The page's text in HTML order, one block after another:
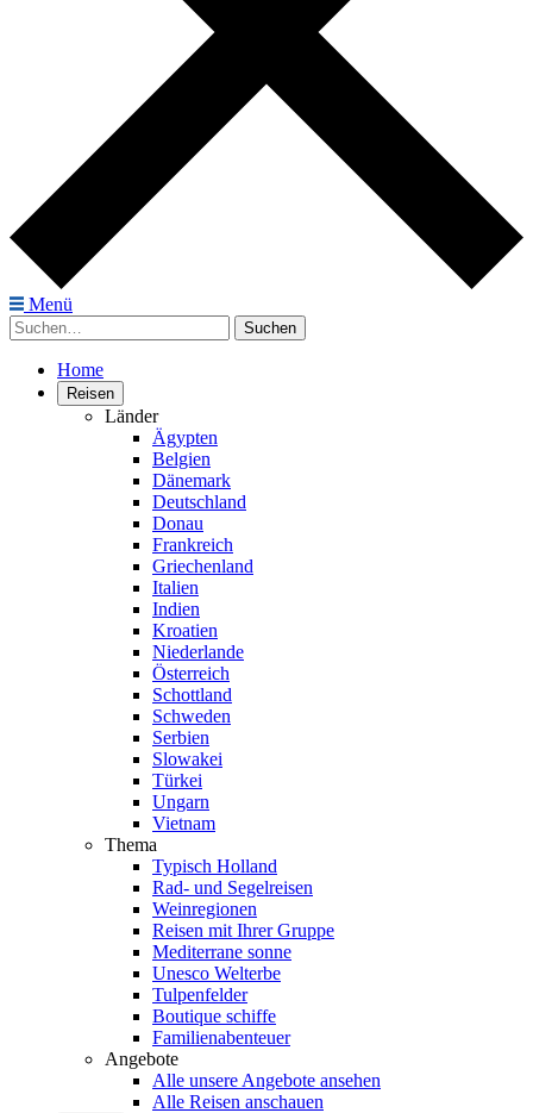
Menü
Suchen
nach:
Suchen
Home
Reisen
Länder
Ägypten
Belgien
Dänemark
Deutschland
Donau
Frankreich
Griechenland
Italien
Indien
Kroatien
Niederlande
Österreich
Schottland
Schweden
Serbien
Slowakei
Türkei
Ungarn
Vietnam
Thema
Typisch Holland
Rad- und Segelreisen
Weinregionen
Reisen mit Ihrer Gruppe
Mediterrane sonne
Unesco Welterbe
Tulpenfelder
Boutique schiffe
Familienabenteuer
Angebote
Alle unsere Angebote ansehen
Alle Reisen anschauen